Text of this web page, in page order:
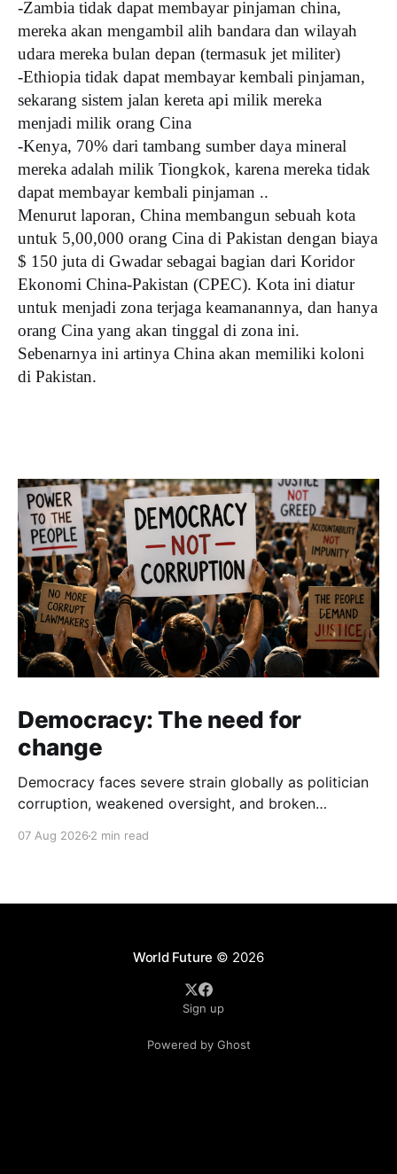
-Zambia tidak dapat membayar pinjaman china,
mereka akan mengambil alih bandara dan wilayah
udara mereka bulan depan (termasuk jet militer)
-Ethiopia tidak dapat membayar kembali pinjaman,
sekarang sistem jalan kereta api milik mereka
menjadi milik orang Cina
-Kenya, 70% dari tambang sumber daya mineral
mereka adalah milik Tiongkok, karena mereka tidak
dapat membayar kembali pinjaman ..
Menurut laporan, China membangun sebuah kota
untuk 5,00,000 orang Cina di Pakistan dengan biaya
$ 150 juta di Gwadar sebagai bagian dari Koridor
Ekonomi China-Pakistan (CPEC). Kota ini diatur
untuk menjadi zona terjaga keamanannya, dan hanya
orang Cina yang akan tinggal di zona ini.
Sebenarnya ini artinya China akan memiliki koloni
di Pakistan.
Democracy: The need for
change
Democracy faces severe strain globally as politician
corruption, weakened oversight, and broken
institutional integrity.
07 Aug 2026 2 min read
World Future © 2026
Sign up
Powered by Ghost